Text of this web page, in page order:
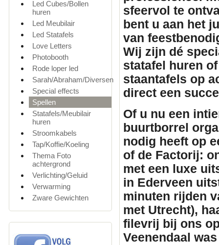
Led Cubes/Bollen
huren
Led Meubilair
Led Statafels
Love Letters
Photobooth
Rode loper led
Sarah/Abraham/Diversen
Special effects
Spellen
Statafels/Meubilair
huren
Stroomkabels
Tap/Koffie/Koeling
Thema Foto
achtergrond
Verlichting/Geluid
Verwarming
Zware Gewichten
sfeervol te
bent u aan het
van
Wij zijn dé
statafel huren
staantafels op
direct een
Of u nu een
buurtborrel
nodig heeft op
of de Factorij:
met een luxe
in Ederveen
minuten rijden
met Utrecht),
filevrij bij ons
Veenendaal